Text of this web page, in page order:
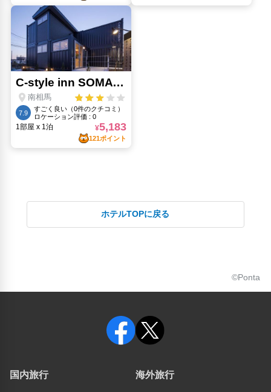
ホテルTOPに戻る
©Ponta
国内旅行 海外旅行